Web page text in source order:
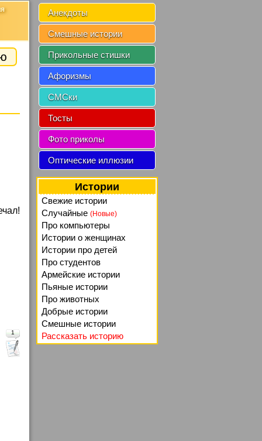
1
Анекдоты
Смешные истории
Прикольные стишки
Афоризмы
СМСки
Тосты
Фото приколы
Оптические иллюзии
Истории
Свежие истории
Случайные (Новые)
Про компьютеры
Истории о женщинах
Истории про детей
Про студентов
Армейские истории
Пьяные истории
Про животных
Добрые истории
Смешные истории
Рассказать историю